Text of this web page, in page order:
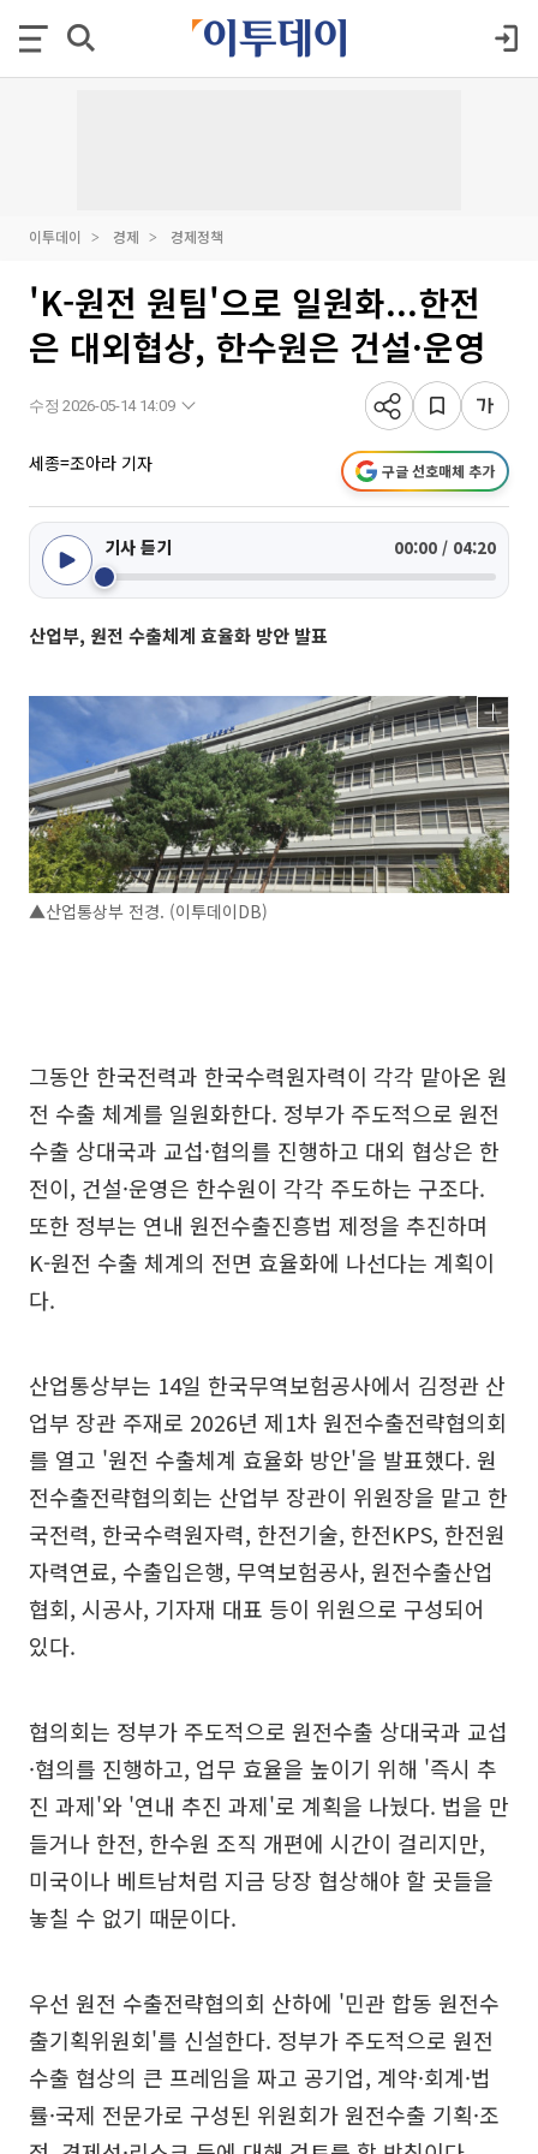
이투데이 경제 경제정책
'K-원전 원팀'으로 일원화...한전
은 대외협상, 한수원은 건설·운영
수정 2026-05-14 14:09
세종=조아라 기자 구글 선호매체 추가
기사 듣기 00:00 / 04:20
산업부, 원전 수출체계 효율화 방안 발표
▲산업통상부 전경. (이투데이DB)
그동안 한국전력과 한국수력원자력이 각각 맡아온 원
전 수출 체계를 일원화한다. 정부가 주도적으로 원전
수출 상대국과 교섭·협의를 진행하고 대외 협상은 한
전이, 건설·운영은 한수원이 각각 주도하는 구조다.
또한 정부는 연내 원전수출진흥법 제정을 추진하며
K-원전 수출 체계의 전면 효율화에 나선다는 계획이
다.
산업통상부는 14일 한국무역보험공사에서 김정관 산
업부 장관 주재로 2026년 제1차 원전수출전략협의회
를 열고 '원전 수출체계 효율화 방안'을 발표했다. 원
전수출전략협의회는 산업부 장관이 위원장을 맡고 한
국전력, 한국수력원자력, 한전기술, 한전KPS, 한전원
자력연료, 수출입은행, 무역보험공사, 원전수출산업
협회, 시공사, 기자재 대표 등이 위원으로 구성되어
있다.
협의회는 정부가 주도적으로 원전수출 상대국과 교섭
·협의를 진행하고, 업무 효율을 높이기 위해 '즉시 추
진 과제'와 '연내 추진 과제'로 계획을 나눴다. 법을 만
들거나 한전, 한수원 조직 개편에 시간이 걸리지만,
미국이나 베트남처럼 지금 당장 협상해야 할 곳들을
놓칠 수 없기 때문이다.
우선 원전 수출전략협의회 산하에 '민관 합동 원전수
출기획위원회'를 신설한다. 정부가 주도적으로 원전
수출 협상의 큰 프레임을 짜고 공기업, 계약·회계·법
률·국제 전문가로 구성된 위원회가 원전수출 기획·조